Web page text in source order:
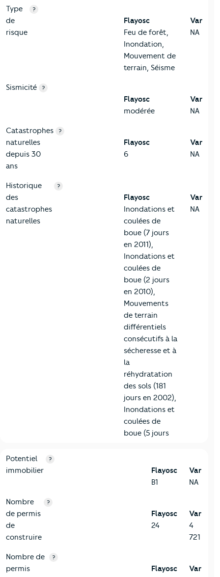
Type
de
risque
?
Flayosc
Feu de forêt,
Inondation,
Mouvement de
terrain, Séisme
Var
NA
Sismicité ?
Flayosc
modérée
Var
NA
Catastrophes
naturelles
depuis 30
ans
?
Flayosc
6
Var
NA
Historique
des
catastrophes
naturelles
?
Flayosc
Inondations et
coulées de
boue (7 jours
en 2011),
Inondations et
coulées de
boue (2 jours
en 2010),
Mouvements
de terrain
différentiels
consécutifs à la
sécheresse et à
la
réhydratation
des sols (181
jours en 2002),
Inondations et
coulées de
boue (5 jours
Var
NA
10-Logement
Critères Flayosc
Potentiel
immobilier
?
Flayosc
B1
Var
NA
Nombre
de permis
de
construire
?
Flayosc
24
Var
4
721
Nombre de
permis
?
Flayosc
Var